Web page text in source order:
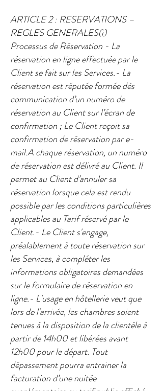
ARTICLE 2 : RESERVATIONS –
REGLES GENERALES​(i)
Processus de Réservation ​- La
réservation en ligne effectuée par le
Client se fait sur les Services.- La
réservation est réputée formée dès
communication d’un numéro de
réservation au Client sur l’écran de
confirmation ; Le Client reçoit sa
confirmation de réservation par e-
mail.A chaque réservation, un numéro
de réservation est délivré au Client. Il
permet au Client d’annuler sa
réservation lorsque cela est rendu
possible par les conditions particulières
applicables au Tarif réservé par le
Client.- Le Client s'engage,
préalablement à toute réservation sur
les Services, à compléter les
informations obligatoires demandées
sur le formulaire de réservation en
ligne.- L'usage en hôtellerie veut que
lors de l'arrivée, les chambres soient
tenues à la disposition de la clientèle à
partir de 14h00 et libérées avant
12h00 pour le départ. Tout
dépassement pourra entrainer la
facturation d’une nuitée